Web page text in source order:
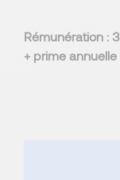
Rémunération :
+ prime